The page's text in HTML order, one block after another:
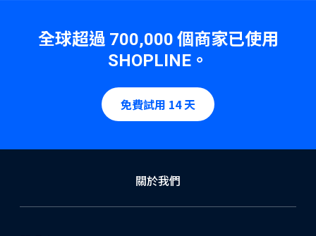
全球超過 700,000 個商家已使用
SHOPLINE 。
免費試用 14 天
關於我們